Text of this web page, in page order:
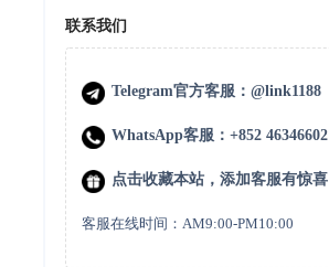
联系我们
Telegram官方客服：@link1188
WhatsApp客服：+852 46346602
点击收藏本站，添加客服有惊喜
客服在线时间：AM9:00-PM10:00